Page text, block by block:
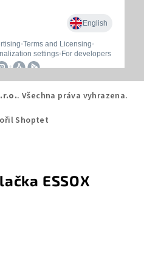
. Všechna práva vyhrazena.
Shoptet
ESSOX